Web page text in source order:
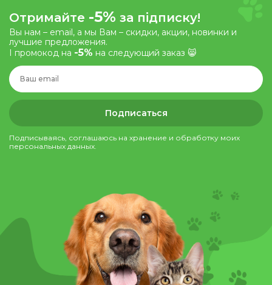
Отримайте -5% за підписку!
Вы нам – email, а мы Вам – скидки, акции, новинки и
лучшие предложения.
І промокод на -5% на следующий заказ 😸
Подписаться
Подписываясь, соглашаюсь на хранение и обработку моих
персональных данных.